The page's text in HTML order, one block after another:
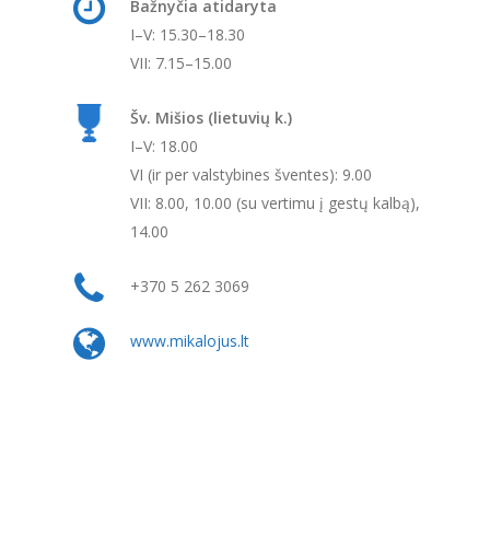
Bažnyčia atidaryta
I–V: 15.30–18.30
VII: 7.15–15.00
Šv. Mišios (lietuvių k.)
I–V: 18.00
VI (ir per valstybines šventes): 9.00
VII: 8.00, 10.00 (su vertimu į gestų kalbą),
14.00
+370 5 262 3069
www.mikalojus.lt